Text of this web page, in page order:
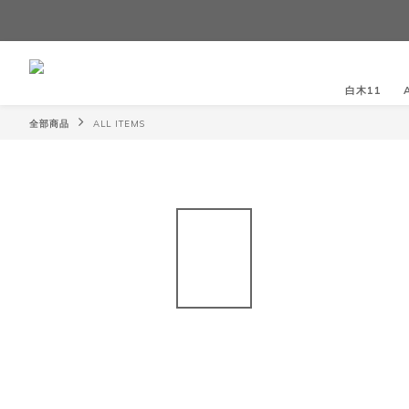
白木11
全部商品 ALL ITEMS